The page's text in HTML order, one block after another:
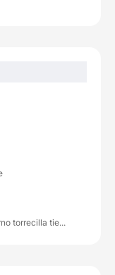
torrecilla tie...